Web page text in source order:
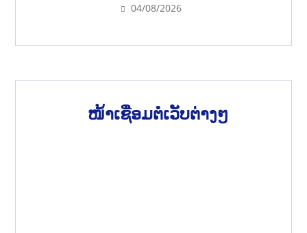
04/08/2026
ໜ້າເຊື່ອມຕໍ່ເວັບຕ່າງໆ